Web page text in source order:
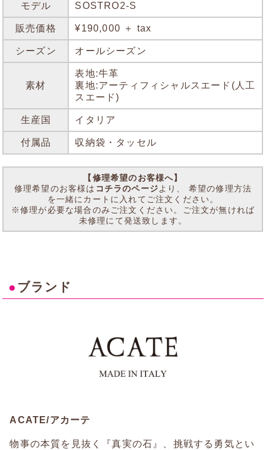
モデル SOSTRO2-S
販売価格 ¥190,000 ＋ tax
シーズン オールシーズン
素材
表地:牛革
裏地:アーティフィシャルスエード(人工
スエード)
生産国 イタリア
付属品 収納袋・タッセル
【修理希望のお客様へ】
修理希望のお客様は コチラのページより、 希望の修理方法
を一緒にカートに入れてご注文ください。
※修理が必要な場合のみご注文ください。ご注文が無ければ
未修理にて発送致します。
● ブランド
ACATE/アカーテ
物事の本質を見抜く『真実の石』、挑戦する勇気とい